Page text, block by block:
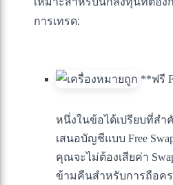
การเทรด:
**ฟรี
หนึ่งในข้อได้เปรียบที่สำ
เสนอบัญชีแบบ Free
คุณจะไม่ต้องเสียค่า
ข้ามคืนสำหรับการถือค